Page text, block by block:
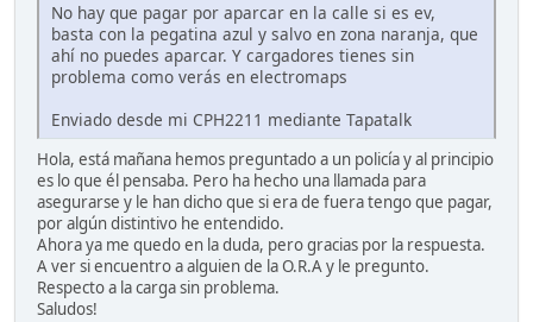
No hay que pagar por aparcar en la calle si es ev,
basta con la pegatina azul y salvo en zona naranja, que
ahí no puedes aparcar. Y cargadores tienes sin
problema como verás en electromaps
Enviado desde mi CPH2211 mediante Tapatalk
Hola, está mañana hemos preguntado a un policía y al principio
es lo que él pensaba. Pero ha hecho una llamada para
asegurarse y le han dicho que si era de fuera tengo que pagar,
por algún distintivo he entendido.
Ahora ya me quedo en la duda, pero gracias por la respuesta.
A ver si encuentro a alguien de la O.R.A y le pregunto.
Respecto a la carga sin problema.
Saludos!